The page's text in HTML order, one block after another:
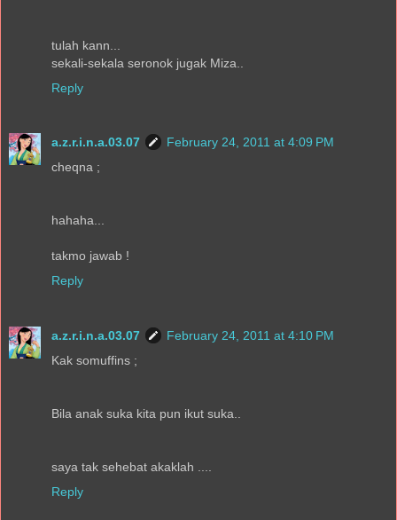
tulah kann...
sekali-sekala seronok jugak Miza..
Reply
a.z.r.i.n.a.03.07
February 24, 2011 at 4:09 PM
cheqna ;
hahaha...
takmo jawab !
Reply
a.z.r.i.n.a.03.07
February 24, 2011 at 4:10 PM
Kak somuffins ;
Bila anak suka kita pun ikut suka..
saya tak sehebat akaklah ....
Reply